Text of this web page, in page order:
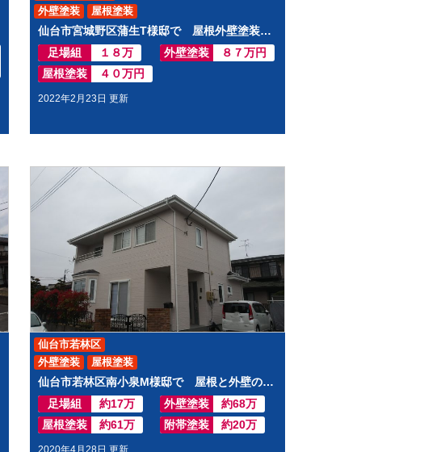
仙台市宮城野区蒲生T様邸で 屋根外壁塗装工事させて頂きました
足場組
１８万 外壁塗装
８７万円
屋根塗装
４０万円
2022年2月23日 更新
外壁塗装 屋根塗装
仙台市若林区南小泉M様邸で 屋根と外壁の塗装工事させて頂きました
足場組
約17万 外壁塗装
約68万
屋根塗装
約61万 附帯塗装 約20万
2020年4月28日 更新
外壁塗装 屋根塗装
仙台市若林区